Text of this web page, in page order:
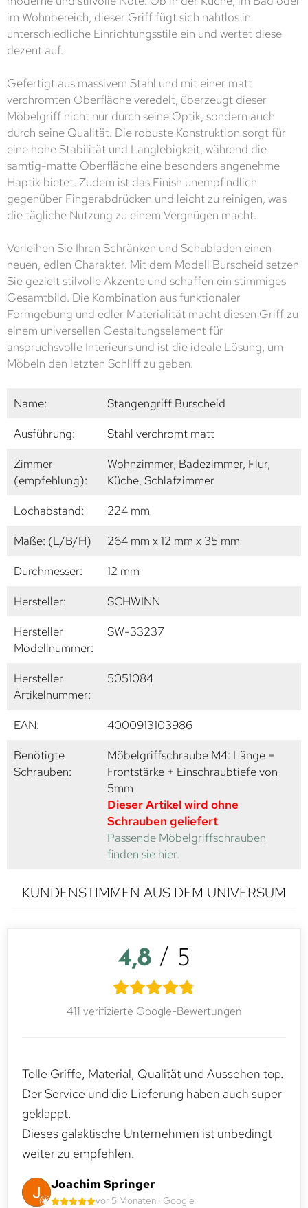
im Wohnbereich, dieser Griff fügt sich nahtlos in
unterschiedliche Einrichtungsstile ein und wertet diese
dezent auf.
Gefertigt aus massivem Stahl und mit einer matt
verchromten Oberfläche veredelt, überzeugt dieser
Möbelgriff nicht nur durch seine Optik, sondern auch
durch seine Qualität. Die robuste Konstruktion sorgt für
eine hohe Stabilität und Langlebigkeit, während die
samtig-matte Oberfläche eine besonders angenehme
Haptik bietet. Zudem ist das Finish unempfindlich
gegenüber Fingerabdrücken und leicht zu reinigen, was
die tägliche Nutzung zu einem Vergnügen macht.
Verleihen Sie Ihren Schränken und Schubladen einen
neuen, edlen Charakter. Mit dem Modell Burscheid setzen
Sie gezielt stilvolle Akzente und schaffen ein stimmiges
Gesamtbild. Die Kombination aus funktionaler
Formgebung und edler Materialität macht diesen Griff zu
einem universellen Gestaltungselement für
anspruchsvolle Interieurs und ist die ideale Lösung, um
Möbeln den letzten Schliff zu geben.
Name:
Stangengriff Burscheid
Ausführung:
Stahl verchromt matt
Zimmer
(empfehlung):
Wohnzimmer, Badezimmer, Flur,
Küche, Schlafzimmer
Lochabstand:
224 mm
Maße: (L/B/H)
264 mm x 12 mm x 35 mm
Durchmesser:
12 mm
Hersteller:
SCHWINN
Hersteller
Modellnummer:
SW-33237
Hersteller
Artikelnummer:
5051084
EAN:
4000913103986
Benötigte
Schrauben:
Möbelgriffschraube M4: Länge =
Frontstärke + Einschraubtiefe von
5mm
Dieser Artikel wird ohne
Schrauben geliefert
Passende Möbelgriffschrauben
finden sie hier.
KUNDENSTIMMEN AUS DEM UNIVERSUM
4,8 / 5
411 verifizierte Google-Bewertungen
Tolle Griffe, Material, Qualität und Aussehen top.
Der Service und die Lieferung haben auch super
geklappt.
Dieses galaktische Unternehmen ist unbedingt
weiter zu empfehlen.
Joachim Springer
vor 5 Monaten · Google